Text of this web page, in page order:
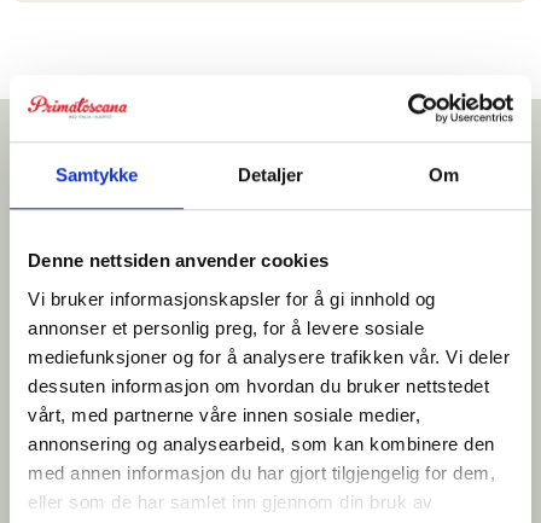
Samtykke Detaljer Om
Denne nettsiden anvender cookies
Vi bruker informasjonskapsler for å gi innhold og
annonser et personlig preg, for å levere sosiale
mediefunksjoner og for å analysere trafikken vår. Vi deler
dessuten informasjon om hvordan du bruker nettstedet
vårt, med partnerne våre innen sosiale medier,
annonsering og analysearbeid, som kan kombinere den
med annen informasjon du har gjort tilgjengelig for dem,
eller som de har samlet inn gjennom din bruk av
Vi tror du vil like dette